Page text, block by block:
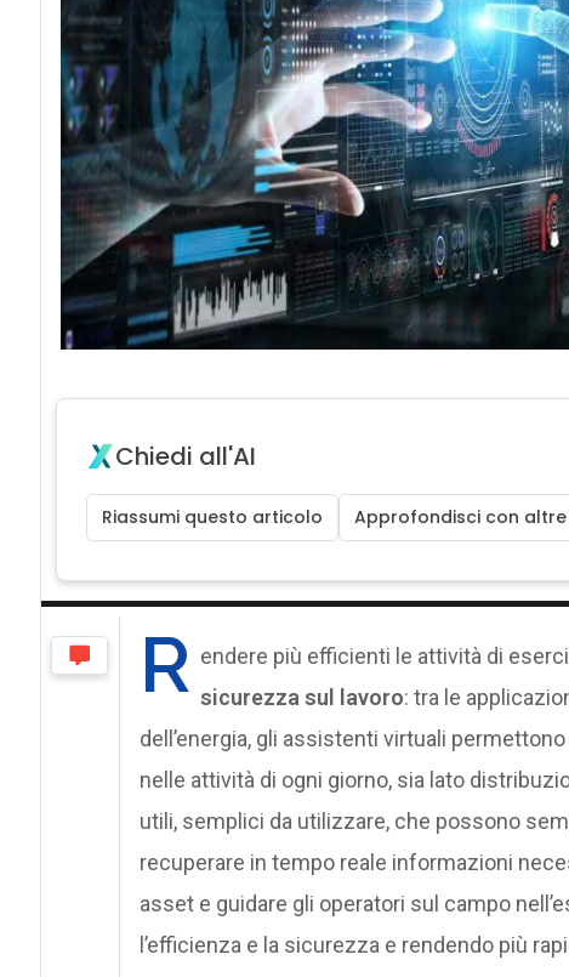
Chiedi all'AI
Riassumi questo articolo Approfondisci con
R endere più efficienti le attività di
sicurezza sul lavoro: tra le
dell’energia, gli assistenti virtuali
nelle attività di ogni giorno, sia lato
utili, semplici da utilizzare, che possono
recuperare in tempo reale informazioni
asset e guidare gli operatori sul campo
l’efficienza e la sicurezza e rendendo più